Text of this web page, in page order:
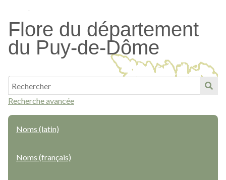
contenu
principal
Flore du département
du Puy-de-Dôme
Recherche avancée
Noms (latin)
Noms (français)